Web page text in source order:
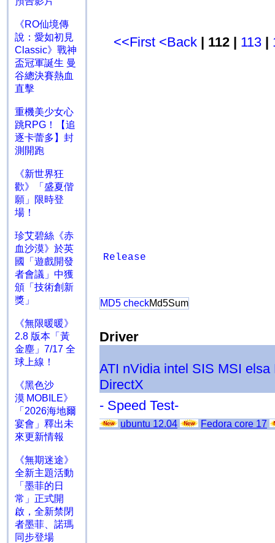
《RO仙境傳
說：愛如初見
Classic》戰神
盃冠軍誕生 曼
谷總決賽熱血
直擊
重機美少女心
跳RPG！【追
逐卡蕾多】封
測開跑
《新世界狂
歡》「盛夏偕
願」限時登
場！
珍艾碧絲《赤
血沙漠》於英
國「遊戲開發
者會議」中獲
頒「技術創新
獎」
《無限暖暖》
2.8 版本「黃
金塵」7/17 全
球上線！
《黑色沙
漠 MOBILE》
「2026海地爾
宴會」釋出未
來更新情報
《無期迷途》
全新主題活動
「墨菲的日
常」正式開
啟，全新禁閉
者墨菲、諾瑪
同步登場
<<First <Back | 112 | 113 |
Release
MD5 checkMd5Sum
Driver
ATI nVidia intel SIS MSI elsa
DirectX
- Speed Test-
ubuntu 12.04 Fedora core 17